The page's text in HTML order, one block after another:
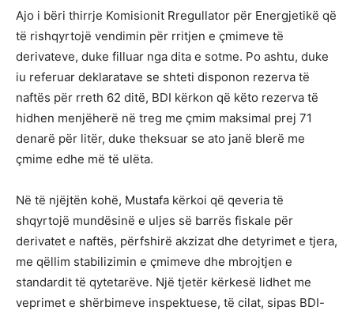
Ajo i bëri thirrje Komisionit Rregullator për Energjetikë që
të rishqyrtojë vendimin për rritjen e çmimeve të
derivateve, duke filluar nga dita e sotme. Po ashtu, duke
iu referuar deklaratave se shteti disponon rezerva të
naftës për rreth 62 ditë, BDI kërkon që këto rezerva të
hidhen menjëherë në treg me çmim maksimal prej 71
denarë për litër, duke theksuar se ato janë blerë me
çmime edhe më të ulëta.
Në të njëjtën kohë, Mustafa kërkoi që qeveria të
shqyrtojë mundësinë e uljes së barrës fiskale për
derivatet e naftës, përfshirë akzizat dhe detyrimet e tjera,
me qëllim stabilizimin e çmimeve dhe mbrojtjen e
standardit të qytetarëve. Një tjetër kërkesë lidhet me
veprimet e shërbimeve inspektuese, të cilat, sipas BDI-